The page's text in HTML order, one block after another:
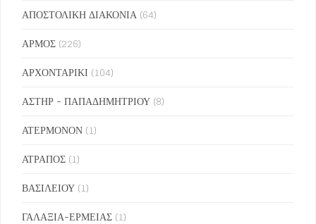
ΑΠΟΣΤΟΛΙΚΗ ΔΙΑΚΟΝΙΑ (64)
ΑΡΜΟΣ (226)
ΑΡΧΟΝΤΑΡΙΚΙ (104)
ΑΣΤΗΡ - ΠΑΠΑΔΗΜΗΤΡΙΟΥ (8)
ΑΤΕΡΜΟΝΟΝ (1)
ΑΤΡΑΠΟΣ (1)
ΒΑΣΙΛΕΙΟΥ (1)
ΓΑΛΑΞΙΑ-ΕΡΜΕΙΑΣ (1)